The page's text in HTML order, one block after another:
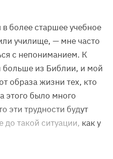
более старшее учебное
училище, — мне часто
с непониманием. К
больше из Библии, и мой
образа жизни тех, кто
этого было много
эти трудности будут
до такой ситуации, как у